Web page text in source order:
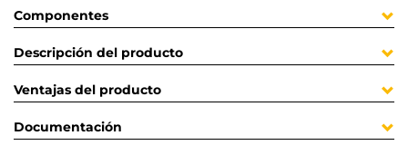
Componentes
Descripción del producto
Ventajas del producto
Documentación